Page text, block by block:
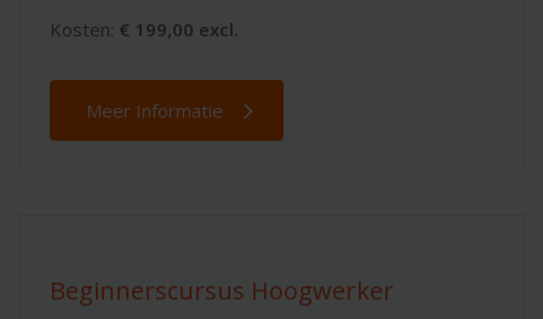
Kosten: € 199,00 excl.
Meer Informatie
Beginnerscursus Hoogwerker